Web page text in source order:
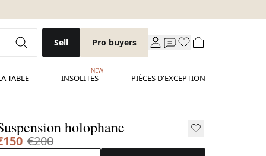
Sell Pro buyers
TABLE INSOLITES
NEW
PIÈCES D'EXCEPTION
holophane
€200